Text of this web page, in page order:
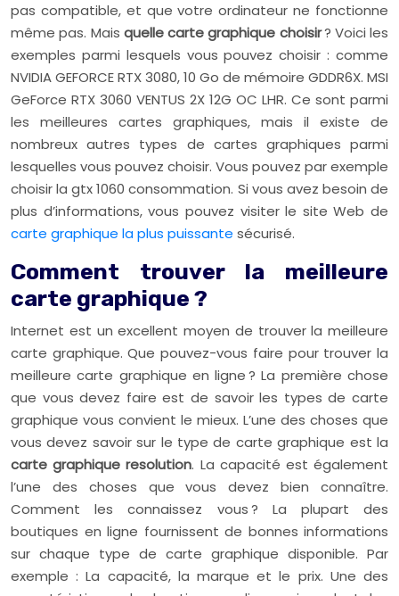
pas compatible, et que votre ordinateur ne fonctionne
même pas. Mais quelle carte graphique choisir? Voici les
exemples parmi lesquels vous pouvez choisir : comme
NVIDIA GEFORCE RTX 3080, 10 Go de mémoire GDDR6X. MSI
GeForce RTX 3060 VENTUS 2X 12G OC LHR. Ce sont parmi
les meilleures cartes graphiques, mais il existe de
nombreux autres types de cartes graphiques parmi
lesquelles vous pouvez choisir. Vous pouvez par exemple
choisir la gtx 1060 consommation. Si vous avez besoin de
plus d’informations, vous pouvez visiter le site Web de
carte graphique la plus puissante sécurisé.
Comment trouver la meilleure
carte graphique ?
Internet est un excellent moyen de trouver la meilleure
carte graphique. Que pouvez-vous faire pour trouver la
meilleure carte graphique en ligne ? La première chose
que vous devez faire est de savoir les types de carte
graphique vous convient le mieux. L’une des choses que
vous devez savoir sur le type de carte graphique est la
carte graphique resolution. La capacité est également
l’une des choses que vous devez bien connaître.
Comment les connaissez vous ? La plupart des
boutiques en ligne fournissent de bonnes informations
sur chaque type de carte graphique disponible. Par
exemple : La capacité, la marque et le prix. Une des